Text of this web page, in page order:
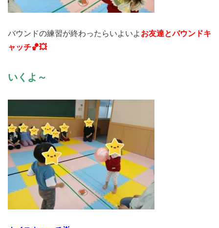
バウンドの練習が終わったらいよいよ お友達とバウンドキ
ャッチ🏀💥
いくよ～